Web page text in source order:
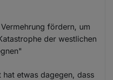
fördern, um
der westlichen
etwas dagegen, dass